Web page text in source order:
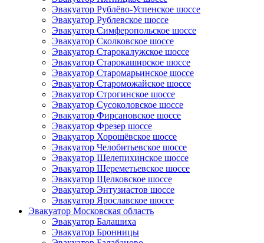
Эвакуатор Рублёво-Успенское шоссе
Эвакуатор Рублевское шоссе
Эвакуатор Симферопольское шоссе
Эвакуатор Сколковское шоссе
Эвакуатор Старокалужское шоссе
Эвакуатор Старокаширское шоссе
Эвакуатор Старомарьинское шоссе
Эвакуатор Староможайское шоссе
Эвакуатор Строгинское шоссе
Эвакуатор Сусоколовское шоссе
Эвакуатор Фирсановское шоссе
Эвакуатор Фрезер шоссе
Эвакуатор Хорошёвское шоссе
Эвакуатор Челобитьевское шоссе
Эвакуатор Шелепихинское шоссе
Эвакуатор Шереметьевское шоссе
Эвакуатор Щелковское шоссе
Эвакуатор Энтузиастов шоссе
Эвакуатор Ярославское шоссе
Эвакуатор Московская область
Эвакуатор Балашиха
Эвакуатор Бронницы